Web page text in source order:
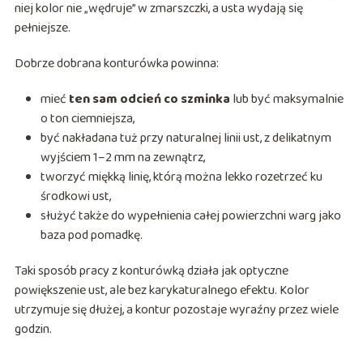
niej kolor nie „wędruje” w zmarszczki, a usta wydają się
pełniejsze.
Dobrze dobrana konturówka powinna:
mieć ten sam odcień co szminka lub być maksymalnie
o ton ciemniejsza,
być nakładana tuż przy naturalnej linii ust, z delikatnym
wyjściem 1–2 mm na zewnątrz,
tworzyć miękką linię, którą można lekko rozetrzeć ku
środkowi ust,
służyć także do wypełnienia całej powierzchni warg jako
baza pod pomadkę.
Taki sposób pracy z konturówką działa jak optyczne
powiększenie ust, ale bez karykaturalnego efektu. Kolor
utrzymuje się dłużej, a kontur pozostaje wyraźny przez wiele
godzin.